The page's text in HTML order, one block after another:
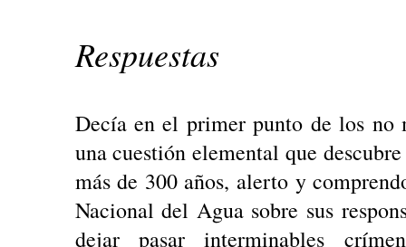
Respuestas
Decía en el primer punto de los no
una cuestión elemental que
más de 300 años, alerto y
Nacional del Agua sobre sus
dejar pasar interminables